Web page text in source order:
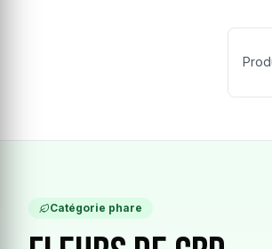
Catégorie phare